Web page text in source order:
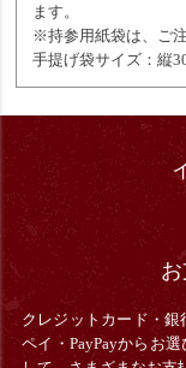
ます。
※持参用紙袋は、ご
手提げ袋サイズ：縦
クレジットカード・銀
ペイ・PayPayからお